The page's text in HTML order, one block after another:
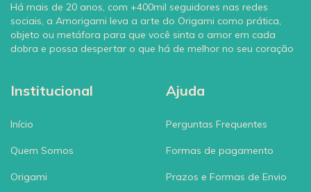
Há mais de 20 anos, com +400mil seguidores nas redes
sociais, a Amorigami leva a arte do Origami como prática,
objeto ou metáfora para que você sinta o amor em cada
dobra e possa despertar o que há de melhor no seu coração
Institucional
Início
Quem Somos
Origami
Ajuda
Perguntas Frequentes
Formas de pagamento
Prazos e Formas de Envio